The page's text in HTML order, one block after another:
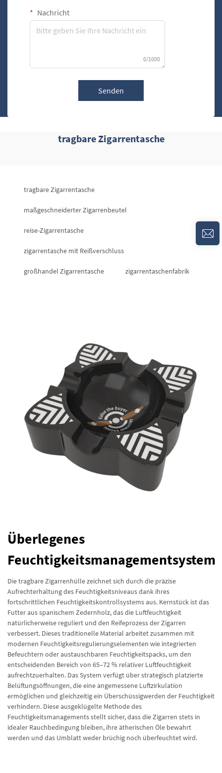
Nachricht
0/1000
Senden
tragbare Zigarrentasche
tragbare Zigarrentasche
maßgeschneiderter Zigarrenbeutel
reise-Zigarrentasche
zigarrentasche mit Reißverschluss
großhandel Zigarrentasche zigarrentaschenfabrik
Überlegenes
Feuchtigkeitsmanagementsystem
Die tragbare Zigarrenhülle zeichnet sich durch die präzise
Aufrechterhaltung des Feuchtigkeitsniveaus dank ihres
fortschrittlichen Feuchtigkeitskontrollsystems aus. Kernstück ist das
Futter aus spanischem Zedernholz, das die Luftfeuchtigkeit
natürlicherweise reguliert und den Reifeprozess der Zigarren
verbessert. Dieses traditionelle Material arbeitet zusammen mit
modernen Feuchtigkeitsregulierungselementen wie integrierten
Befeuchtern oder austauschbaren Feuchtigkeitspacks, um den
entscheidenden Bereich von 65–72 % relativer Luftfeuchtigkeit
aufrechtzuerhalten. Das System verfügt über strategisch platzierte
Belüftungsöffnungen, die eine angemessene Luftzirkulation
ermöglichen und gleichzeitig ein Überschüssigwerden der Feuchtigkeit
verhindern. Diese ausgeklügelte Methode des
Feuchtigkeitsmanagements stellt sicher, dass die Zigarren stets in
idealer Rauchbedingung bleiben, ihre ätherischen Öle bewahrt
werden und das Umblatt weder brüchig noch überfeuchtet wird.